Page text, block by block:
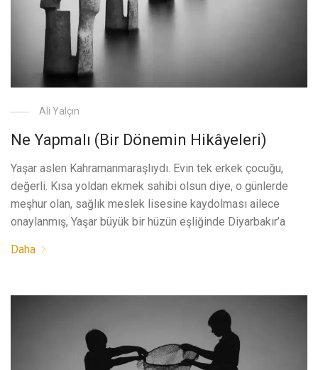
Ali Yalçın
Ne Yapmalı (Bir Dönemin Hikâyeleri)
Yaşar aslen Kahramanmaraşlıydı. Evin tek erkek çocuğu,
değerli. Kısa yoldan ekmek sahibi olsun diye, o günlerde
meşhur olan, sağlık meslek lisesine kaydolması ailece
onaylanmış, Yaşar büyük bir hüzün eşliğinde Diyarbakır’a
Daha